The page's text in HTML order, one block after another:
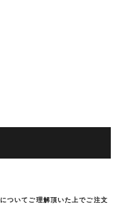
ついてご理解頂いた上でご注文